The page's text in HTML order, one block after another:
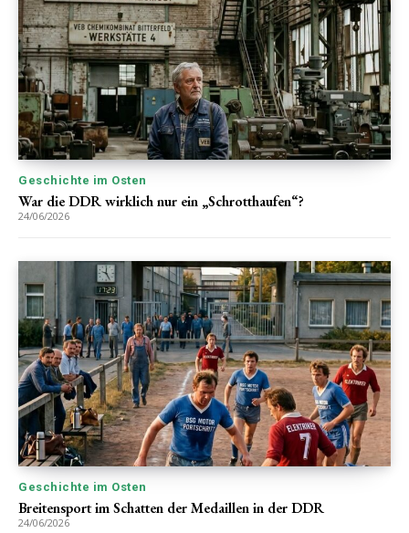
Geschichte im Osten
War die DDR wirklich nur ein „Schrotthaufen“?
24/06/2026
Geschichte im Osten
Breitensport im Schatten der Medaillen in der DDR
24/06/2026